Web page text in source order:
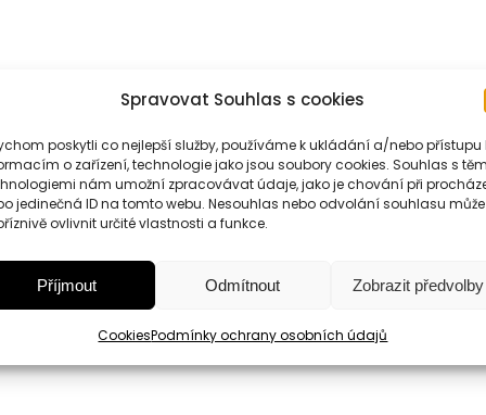
Spravovat Souhlas s cookies
poskytli co nejlepší služby, používáme k ukládání a/nebo přístupu
o zařízení, technologie jako jsou soubory cookies. Souhlas s
nám umožní zpracovávat údaje, jako je chování při
jedinečná ID na tomto webu. Nesouhlas nebo odvolání souhlasu může
ovlivnit určité vlastnosti a funkce.
Příjmout Odmítnout Zobrazit předvolby
CookiesPodmínky ochrany osobních údajů
Informace
. Díky
praskání a dlouhý tančící plamen vytváří
Wood Wick. Doba hoření 30 – 40 hodin.